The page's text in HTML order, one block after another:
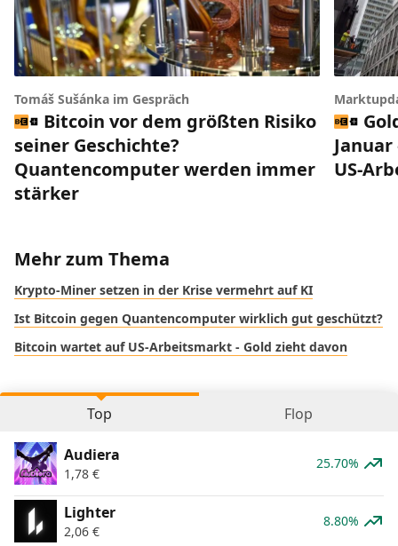
Tomáš Sušánka im Gespräch
Bitcoin vor dem größten Risiko
seiner Geschichte?
Quantencomputer werden immer
stärker
US-
Mehr zum Thema
Krypto-Miner setzen in der Krise vermehrt auf KI
Ist Bitcoin gegen Quantencomputer wirklich gut geschützt?
Bitcoin wartet auf US-Arbeitsmarkt - Gold zieht davon
Top Flop
Audiera
1,78 €
25.70%
Lighter
2,06 €
8.80%